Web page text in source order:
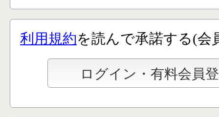
利用規約を読んで承諾する(会